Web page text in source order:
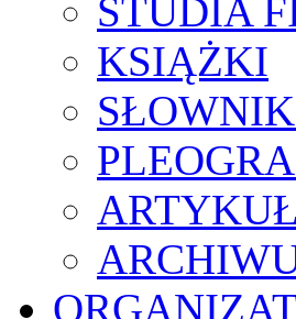
STUDIA
KSIĄŻKI